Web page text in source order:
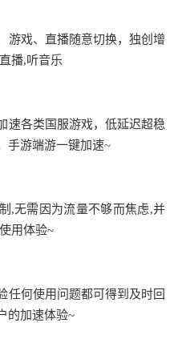
游戏、直播随意切换，独创增
播,听音乐
速各类国服游戏，低延迟超稳
手游端游一键加速~
,无需因为流量不够而焦虑,并
用体验~
任何使用问题都可得到及时回
的加速体验~